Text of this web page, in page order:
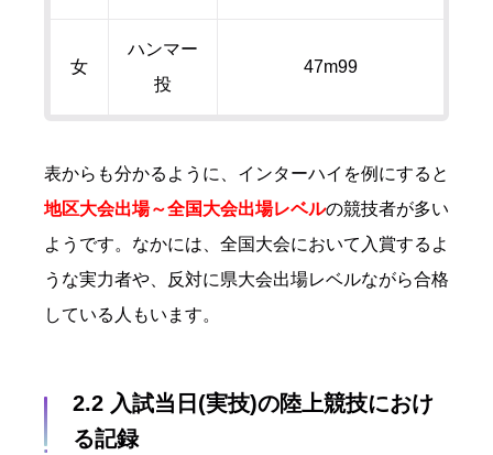
女
ハンマー
投
47m99
表からも分かるように、インターハイを例にすると
地区大会出場～全国大会出場レベルの競技者が多い
ようです。なかには、全国大会において入賞するよ
うな実力者や、反対に県大会出場レベルながら合格
している人もいます。
2.2 入試当日 (実技)の陸上競技におけ
る記録